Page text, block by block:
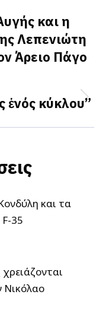
και η
Λεπενιώτη
Άρειο Πάγο
ἑνός κύκλου”
και τα
35
χρειάζονται
Νικόλαο